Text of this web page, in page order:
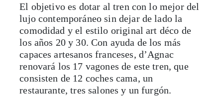
El objetivo es dotar al tren con lo mejor del
lujo contemporáneo sin dejar de lado la
comodidad y el estilo original art déco de
los años 20 y 30. Con ayuda de los más
capaces artesanos franceses, d’Agnac
renovará los 17 vagones de este tren, que
consisten de 12 coches cama, un
restaurante, tres salones y un furgón.